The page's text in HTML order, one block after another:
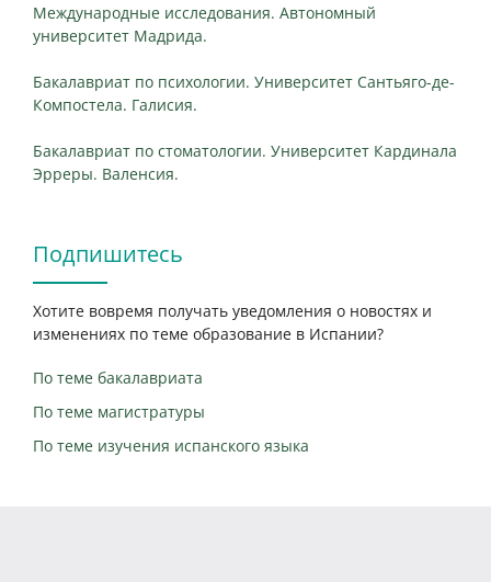
Международные исследования. Автономный
университет Мадрида.
Бакалавриат по психологии. Университет Сантьяго-де-
Компостела. Галисия.
Бакалавриат по стоматологии. Университет Кардинала
Эрреры. Валенсия.
Подпишитесь
Хотите вовремя получать уведомления о новостях и
изменениях по теме образование в Испании?
По теме бакалавриата
По теме магистратуры
По теме изучения испанского языка